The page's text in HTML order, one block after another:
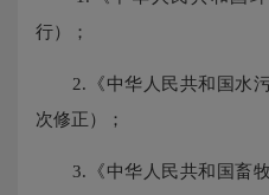
行）；
2.《中华人民共和国水污
次修正）；
3.《中华人民共和国畜牧